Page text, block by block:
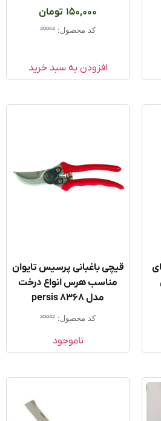
150,000 تومان
کد محصول: 30052
افزودن به سبد خرید
قیچی باغبانی پرسیس تایوان
مناسب هرس انواع درخت
کد محصول: 30042
ناموجود